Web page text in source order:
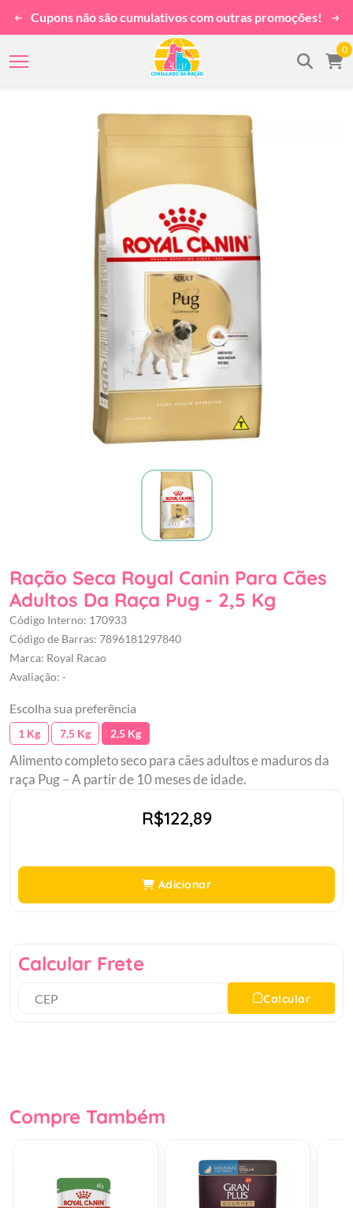
Cupons não são cumulativos com outras promoções!
0
Ração Seca Royal Canin Para Cães
Adultos Da Raça Pug - 2,5 Kg
Código Interno: 170933
Código de Barras: 7896181297840
Marca: Royal Racao
Avaliação: -
Escolha sua preferência
1 Kg 7,5 Kg 2,5 Kg
Alimento completo seco para cães adultos e maduros da
raça Pug – A partir de 10 meses de idade.
R$122,89
Adicionar
Calcular Frete
Calcular
Compre Também